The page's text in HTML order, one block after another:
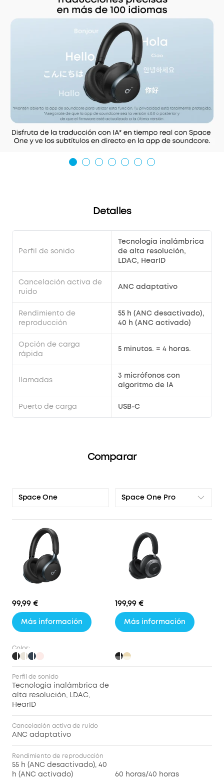
Detalles
Perfil de sonido
Tecnología inalámbrica
de alta resolución,
LDAC, HearID
Cancelación activa de
ruido
ANC adaptativo
Rendimiento de
reproducción
55 h (ANC desactivado),
40 h (ANC activado)
Opción de carga
rápida
5 minutos. = 4 horas.
llamadas
3 micrófonos con
algoritmo de IA
Puerto de carga USB-C
Comparar
Space One Space One Pro
99,99 € 199,99 €
Más información Más información
Color:
Perfil de sonido
Tecnología inalámbrica de
alta resolución, LDAC,
HearID
Cancelación activa de ruido
ANC adaptativo
Rendimiento de reproducción
55 h (ANC desactivado), 40
h (ANC activado)
60 horas/40 horas